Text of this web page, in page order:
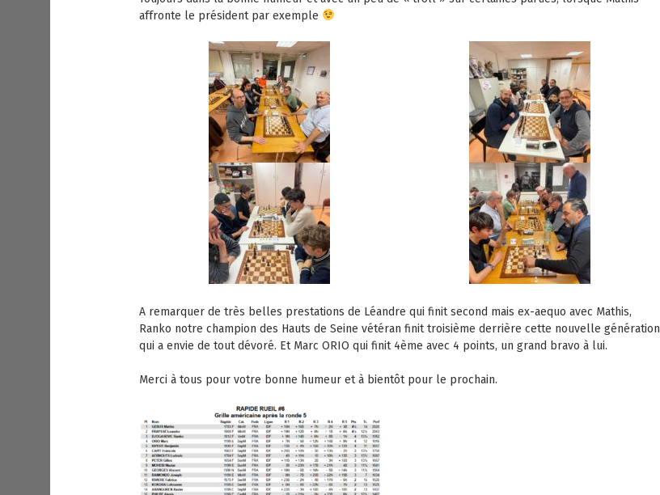
affronte le président par exemple
A remarquer de très belles prestations de Léandre qui finit second mais ex-aequo avec Mathis,
Ranko notre champion des Hauts de Seine vétéran finit troisième derrière cette nouvelle génération
qui a envie de tout dévoré. Et Marc ORIO qui finit 4ème avec 4 points, un grand bravo à lui.
Merci à tous pour votre bonne humeur et à bientôt pour le prochain.